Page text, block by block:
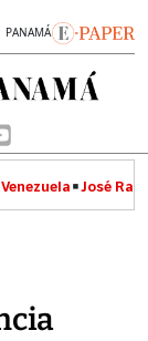
Venezuela José